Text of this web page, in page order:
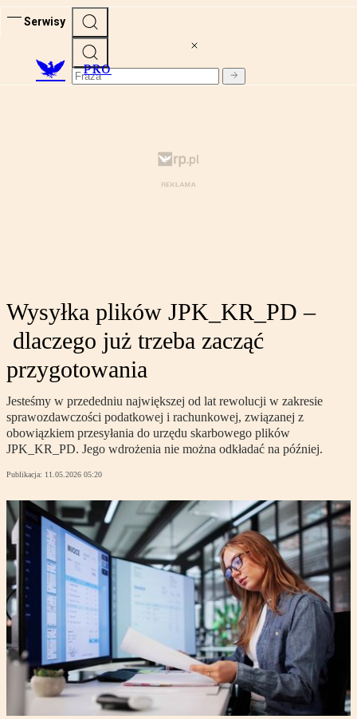
Serwisy
PRO
Wysyłka plików JPK_KR_PD –
dlaczego już trzeba zacząć
przygotowania
Jesteśmy w przededniu największej od lat rewolucji w zakresie
sprawozdawczości podatkowej i rachunkowej, związanej z
obowiązkiem przesyłania do urzędu skarbowego plików
JPK_KR_PD. Jego wdrożenia nie można odkładać na później.
Publikacja: 11.05.2026 05:20